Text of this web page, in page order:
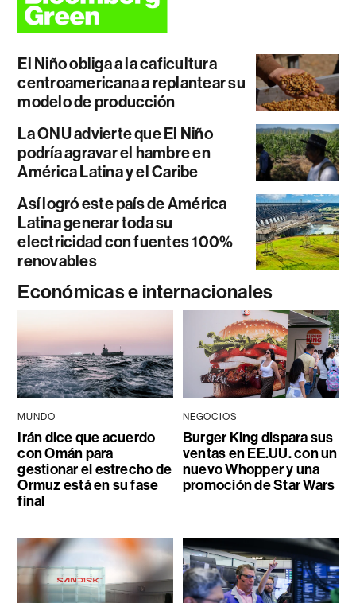
El Niño obliga a la caficultura
centroamericana a replantear su
modelo de producción
La ONU advierte que El Niño
podría agravar el hambre en
América Latina y el Caribe
Así logró este país de América
Latina generar toda su
electricidad con fuentes 100%
renovables
Económicas e internacionales
MUNDO
Irán dice que acuerdo
con Omán para
gestionar el estrecho de
Ormuz está en su fase
final
NEGOCIOS
Burger King dispara sus
ventas en EE.UU. con un
nuevo Whopper y una
promoción de Star Wars